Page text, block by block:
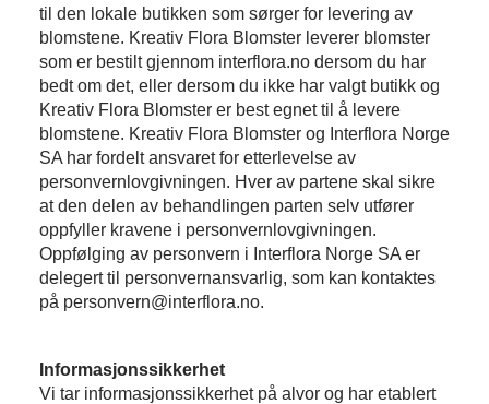
til den lokale butikken som sørger for levering av
blomstene. Kreativ Flora Blomster leverer blomster
som er bestilt gjennom interflora.no dersom du har
bedt om det, eller dersom du ikke har valgt butikk og
Kreativ Flora Blomster er best egnet til å levere
blomstene. Kreativ Flora Blomster og Interflora Norge
SA har fordelt ansvaret for etterlevelse av
personvernlovgivningen. Hver av partene skal sikre
at den delen av behandlingen parten selv utfører
oppfyller kravene i personvernlovgivningen.
Oppfølging av personvern i Interflora Norge SA er
delegert til personvernansvarlig, som kan kontaktes
på personvern@interflora.no.
Informasjonssikkerhet
Vi tar informasjonssikkerhet på alvor og har etablert